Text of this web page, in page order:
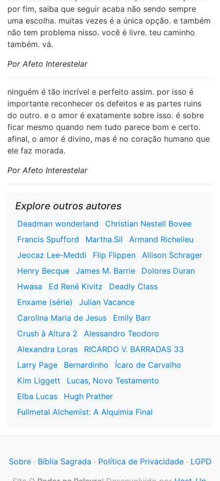
por fim, saiba que seguir acaba não sendo sempre
uma escolha. muitas vezes é a única opção. e também
não tem problema nisso. você é livre. teu caminho
também. vá.
Por Afeto Interestelar
ninguém é tão incrível e perfeito assim. por isso é
importante reconhecer os defeitos e as partes ruins
do outro. e o amor é exatamente sobre isso. é sobre
ficar mesmo quando nem tudo parece bom e certo.
afinal, o amor é divino, mas é no coração humano que
ele faz morada.
Por Afeto Interestelar
Explore outros autores
Deadman wonderland
Christian Nestell Bovee
Francis Spufford
Martha.Sil
Armand Richelieu
Jeocaz Lee-Meddi
Flip Flippen
Allison Schrager
Henry Becque
James M. Barrie
Dolores Duran
Hwasa
Ed René Kivitz
Deadly Class
Enxame (série)
Julian Vacance
Carolina Maria de Jesus
Emily Barr
Crush à Altura 2
Alessandro Teodoro
Alexandra Loras
RICARDO V. BARRADAS 33
Larry Page
Bernardinho
Ícaro de Carvalho
Kim Liggett
Lucas, Novo Testamento
Elba Lucas
Hugh Prather
Fullmetal Alchemist: A Alquimia Final
Sobre· Bíblia Sagrada · Política de Privacidade· LGPD